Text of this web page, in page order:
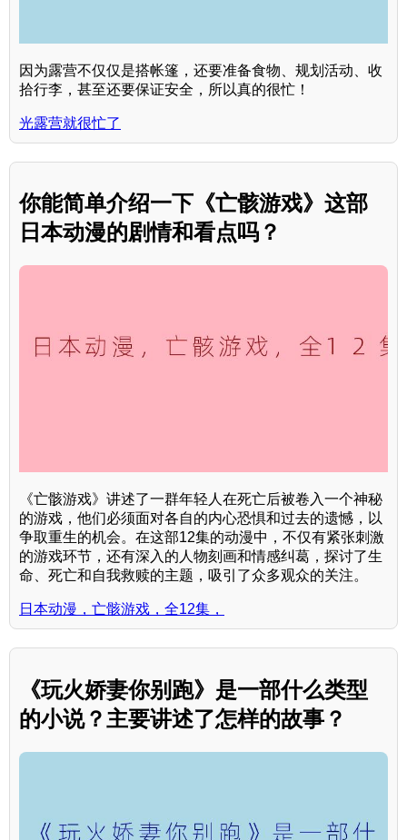
因为露营不仅仅是搭帐篷，还要准备食物、规划活动、收
拾行李，甚至还要保证安全，所以真的很忙！
光露营就很忙了
你能简单介绍一下《亡骸游戏》这部
日本动漫的剧情和看点吗？
《亡骸游戏》讲述了一群年轻人在死亡后被卷入一个神秘
的游戏，他们必须面对各自的内心恐惧和过去的遗憾，以
争取重生的机会。在这部12集的动漫中，不仅有紧张刺激
的游戏环节，还有深入的人物刻画和情感纠葛，探讨了生
命、死亡和自我救赎的主题，吸引了众多观众的关注。
日本动漫，亡骸游戏，全12集，
《玩火娇妻你别跑》是一部什么类型
的小说？主要讲述了怎样的故事？